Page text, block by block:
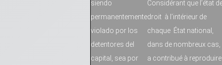
siendo
permanentemente
violado por los
detentores del
capital, sea por
Considérant que l’état
droit à l’intérieur de
chaque État national,
dans de nombreux cas,
a contribué à reproduire